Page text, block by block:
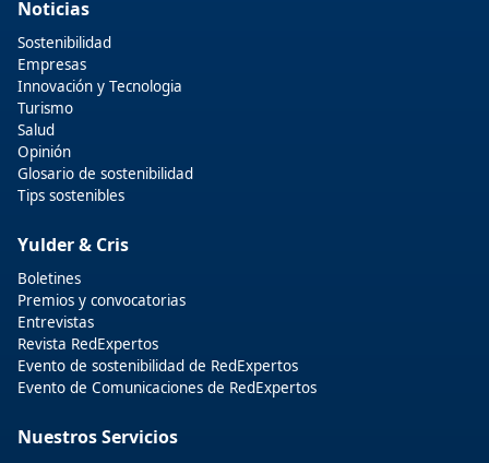
Noticias
Sostenibilidad
Empresas
Innovación y Tecnologia
Turismo
Salud
Opinión
Glosario de sostenibilidad
Tips sostenibles
Yulder & Cris
Boletines
Premios y convocatorias
Entrevistas
Revista RedExpertos
Evento de sostenibilidad de RedExpertos
Evento de Comunicaciones de RedExpertos
Nuestros Servicios